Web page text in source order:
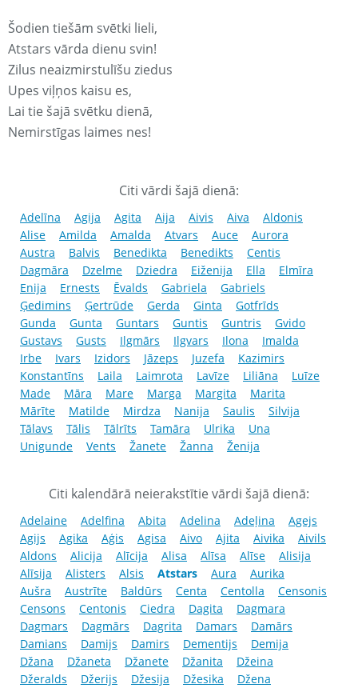
Šodien tiešām svētki lieli,
Atstars vārda dienu svin!
Zilus neaizmirstulīšu ziedus
Upes viļņos kaisu es,
Lai tie šajā svētku dienā,
Nemirstīgas laimes nes!
Citi vārdi šajā dienā:
Adelīna Agija Agita Aija Aivis Aiva
Aldonis
Alise
Amilda Amalda Atvars Auce
Aurora
Austra
Balvis Benedikta Benedikts
Centis
Dagmāra
Dzelme Dziedra Eiženija Ella
Elmīra
Enija
Ernests Ēvalds Gabriela
Gabriels
Ģedimins
Ģertrūde Gerda Ginta
Gotfrīds
Gunda
Gunta Guntars Guntis Guntris
Gvido
Gustavs
Gusts Ilgmārs Ilgvars Ilona
Imalda
Irbe
Ivars Izidors Jāzeps Juzefa
Kazimirs
Konstantīns
Laila Laimrota Lavīze Liliāna
Luīze
Made
Māra Mare Marga Margita
Marita
Mārīte
Matilde Mirdza Nanija Saulis
Silvija
Tālavs
Tālis Tālrīts Tamāra Ulrika
Una
Unigunde
Vents Žanete Žanna Ženija
Citi kalendārā neierakstītie vārdi šajā dienā:
Adelaine Adelfina Abita Adelina Adeļina
Agejs
Agijs
Agika Aģis Agisa Aivo Ajita Aivika
Aivils
Aldons
Alicija Alīcija Alisa Alīsa Alīse
Alisija
Alīsija
Alisters Alsis Atstars Aura
Aurika
Aušra
Austrīte Baldūrs Centa Centolla
Censonis
Censons
Centonis Ciedra Dagita
Dagmara
Dagmars
Dagmārs Dagrita Damars
Damārs
Damians
Damijs Damirs Dementijs
Demija
Džana
Džaneta Džanete Džanita
Džeina
Džeralds
Džerijs Džesija Džesika
Džena